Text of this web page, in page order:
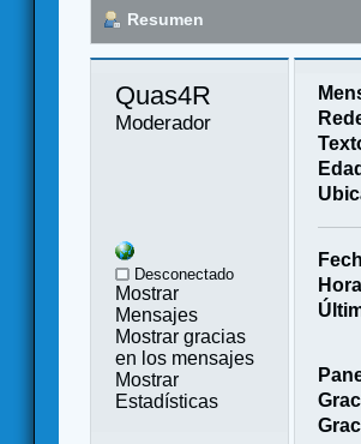
Resumen
Quas4R
Moderador
Desconectado
Mostrar
Mensajes
Mostrar gracias
en los mensajes
Mostrar
Estadísticas